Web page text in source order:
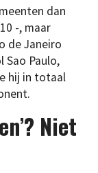
dan
-, maar
de Janeiro
Sao Paulo,
hij in totaal
Niet